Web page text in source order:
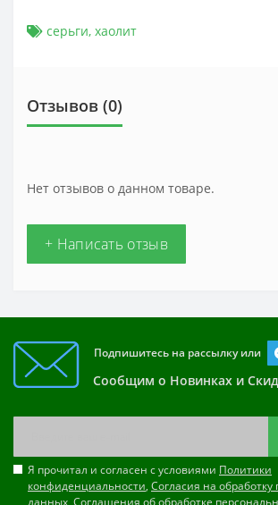
серьги, хаолит
Отзывов (0)
Нет отзывов о данном товаре.
+ Написать отзыв
Подпишитесь на рассылку или
Сообщим о Новинках и
Я прочитал и согласен с условиями Политики
конфиденциальности, Согласия на